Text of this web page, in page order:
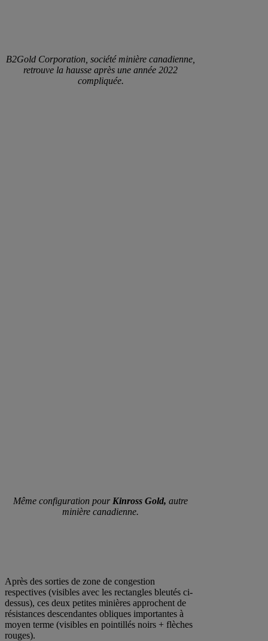
B2Gold Corporation, société minière canadienne,
retrouve la hausse après une année 2022
compliquée.
Même configuration pour Kinross Gold, autre
minière canadienne.
Après des sorties de zone de congestion
respectives (visibles avec les rectangles bleutés ci-
dessus), ces deux petites minières approchent de
résistances descendantes obliques importantes à
moyen terme (visibles en pointillés noirs + flèches
rouges).